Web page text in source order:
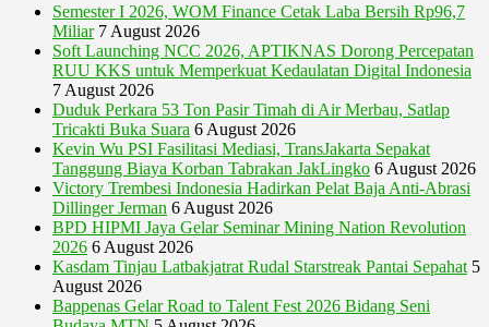
Semester I 2026, WOM Finance Cetak Laba Bersih Rp96,7
Miliar 7 August 2026
Soft Launching NCC 2026, APTIKNAS Dorong Percepatan
RUU KKS untuk Memperkuat Kedaulatan Digital Indonesia
7 August 2026
Duduk Perkara 53 Ton Pasir Timah di Air Merbau, Satlap
Tricakti Buka Suara 6 August 2026
Kevin Wu PSI Fasilitasi Mediasi, TransJakarta Sepakat
Tanggung Biaya Korban Tabrakan JakLingko 6 August 2026
Victory Trembesi Indonesia Hadirkan Pelat Baja Anti-Abrasi
Dillinger Jerman 6 August 2026
BPD HIPMI Jaya Gelar Seminar Mining Nation Revolution
2026 6 August 2026
Kasdam Tinjau Latbakjatrat Rudal Starstreak Pantai Sepahat 5
August 2026
Bappenas Gelar Road to Talent Fest 2026 Bidang Seni